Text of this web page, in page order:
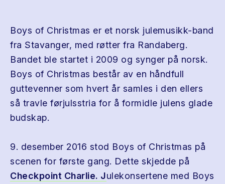
Boys of Christmas er et norsk julemusikk-band
fra Stavanger, med røtter fra Randaberg.
Bandet ble startet i 2009 og synger på norsk.
Boys of Christmas består av en håndfull
guttevenner som hvert år samles i den ellers
så travle førjulsstria for å formidle julens glade
budskap.
9. desember 2016 stod Boys of Christmas på
scenen for første gang. Dette skjedde på
Checkpoint Charlie. Julekonsertene med Boys